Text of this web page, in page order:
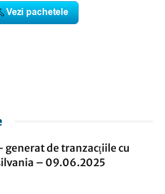
generat de tranzacţiile cu
– 09.06.2025